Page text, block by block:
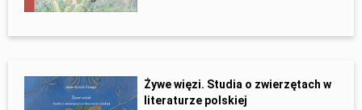
Żywe więzi. Studia o zwierzętach w
literaturze polskiej